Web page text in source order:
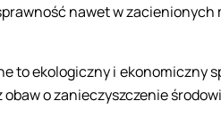
nawet w zacienionych
to ekologiczny i ekonomiczny
o zanieczyszczenie